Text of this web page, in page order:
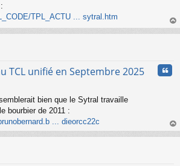
TPL_ACTU ... sytral.htm
au
TCL unifié en Septembre 2025
bien que le Sytral travaille
bourbier de 2011 :
... dieorcc22c
au